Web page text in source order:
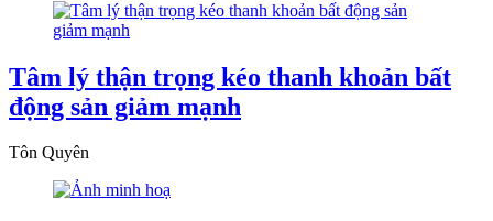
Tâm lý thận trọng kéo thanh khoản bất
động sản giảm mạnh
Tôn Quyên